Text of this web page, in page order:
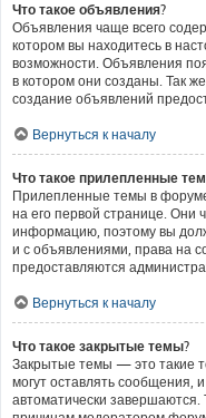
Что такое объявления?
Объявления чаще всего
котором вы находитесь в
возможности. Объявления
в котором они созданы. Так
создание объявлений
Вернуться к началу
Что такое прилепленные
Прилепленные темы в
на его первой странице. Они
информацию, поэтому вы
и с объявлениями, права на
предоставляются
Вернуться к началу
Что такое закрытые темы?
Закрытые темы — это такие
могут оставлять сообщения,
автоматически